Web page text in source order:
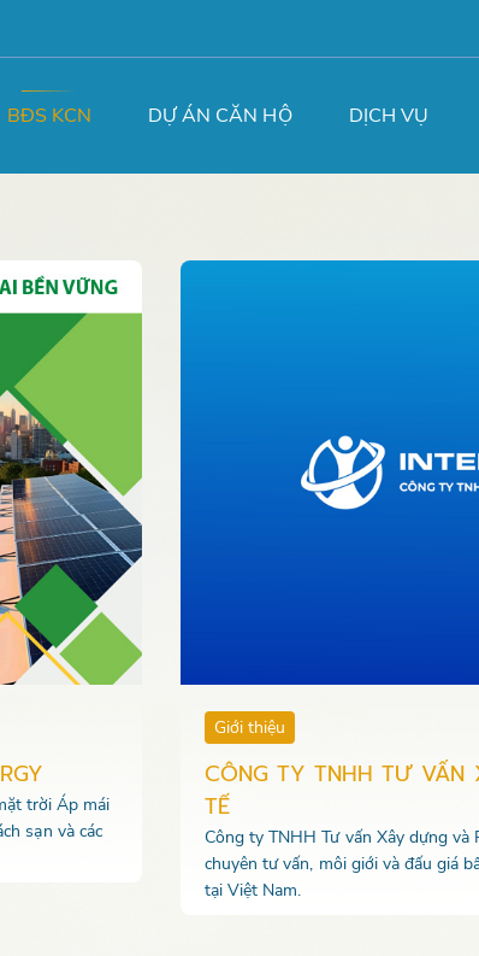
BĐS KCN DỰ ÁN CĂN HỘ DỊCH VỤ
trời Áp mái
sạn và các
Giới thiệu
CÔNG TY TNHH TƯ VẤN
TẾ
Công ty TNHH Tư vấn Xây dựng
chuyên tư vấn, môi giới và đấu giá
tại Việt Nam.